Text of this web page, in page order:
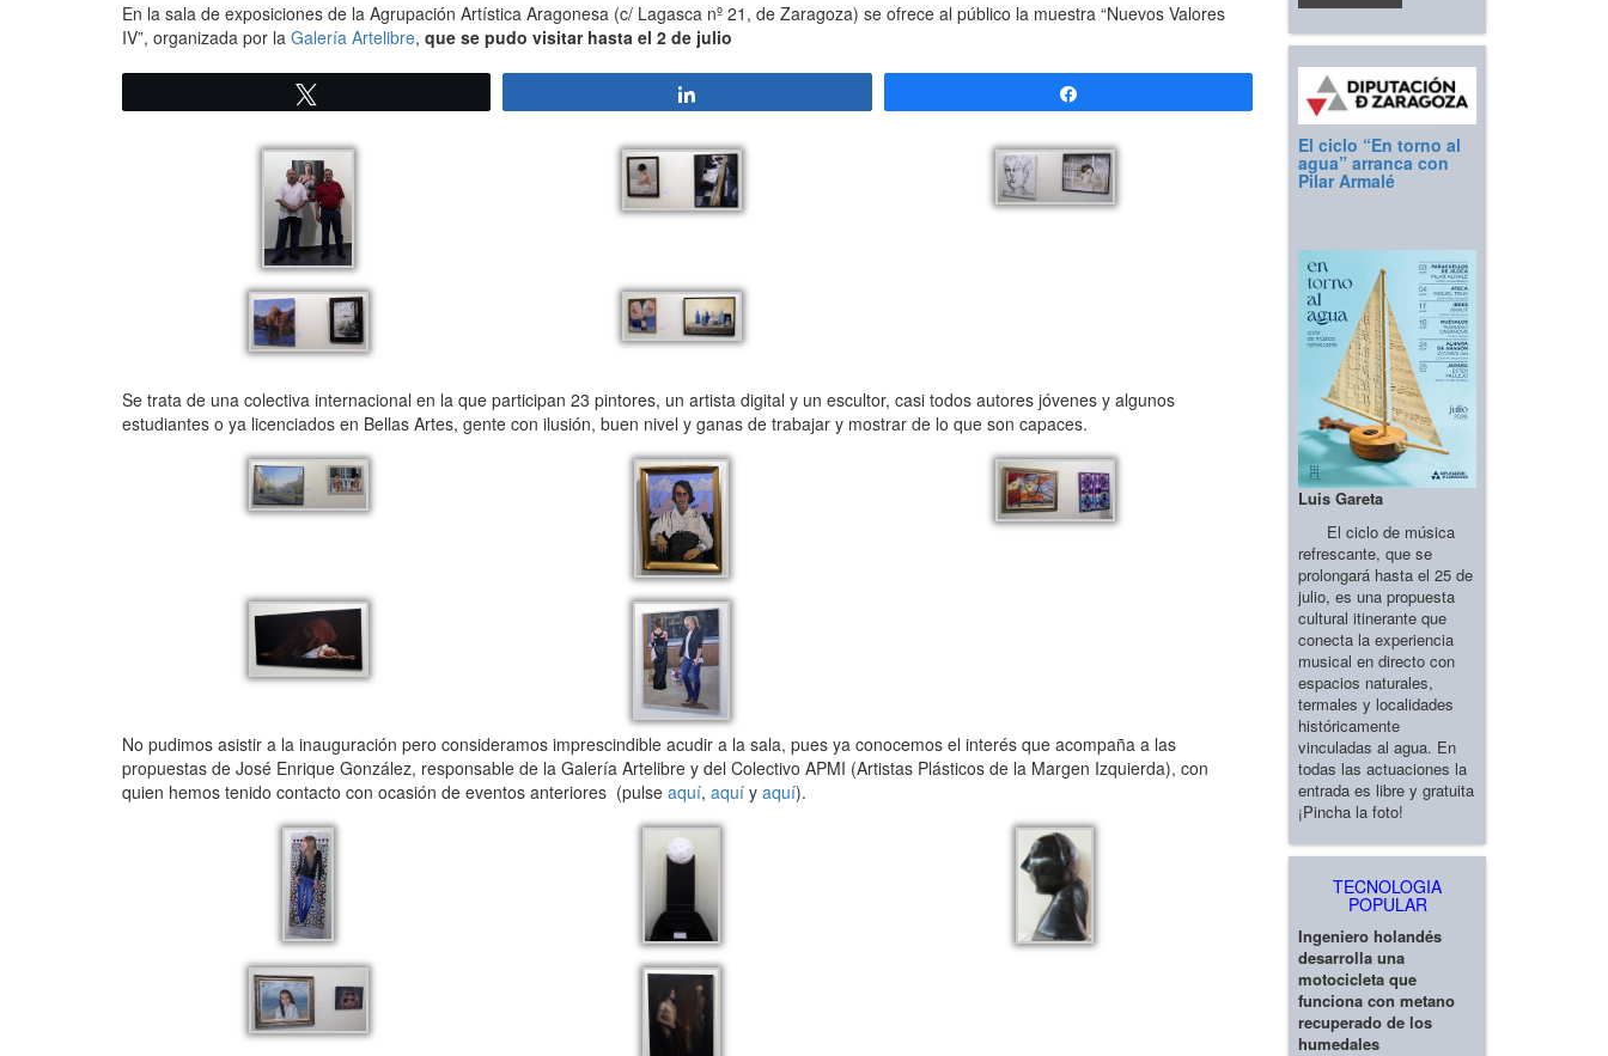
En la sala de exposiciones de la Agrupación Artística Aragonesa (c/ Lagasca nº 21, de Zaragoza) se ofrece al público la muestra “Nuevos Valores
IV”, organizada por la Galería Artelibre, que se pudo visitar hasta el 2 de julio
Se trata de una colectiva internacional en la que participan 23 pintores, un artista digital y un escultor, casi todos autores jóvenes y algunos
estudiantes o ya licenciados en Bellas Artes, gente con ilusión, buen nivel y ganas de trabajar y mostrar de lo que son capaces.
No pudimos asistir a la inauguración pero consideramos imprescindible acudir a la sala, pues ya conocemos el interés que acompaña a las
propuestas de José Enrique González, responsable de la Galería Artelibre y del Colectivo APMI (Artistas Plásticos de la Margen Izquierda), con
quien hemos tenido contacto con ocasión de eventos anteriores (pulse aquí, aquí y aquí).
El ciclo “En torno al
agua” arranca con
Pilar Armalé
Luis Gareta
El ciclo de música
refrescante, que se
prolongará hasta el 25 de
julio, es una propuesta
cultural itinerante que
conecta la experiencia
musical en directo con
espacios naturales,
termales y localidades
históricamente
vinculadas al agua. En
todas las actuaciones la
entrada es libre y gratuita
¡Pincha la foto!
TECNOLOGIA
POPULAR
Ingeniero holandés
desarrolla una
motocicleta que
funciona con metano
recuperado de los
humedales